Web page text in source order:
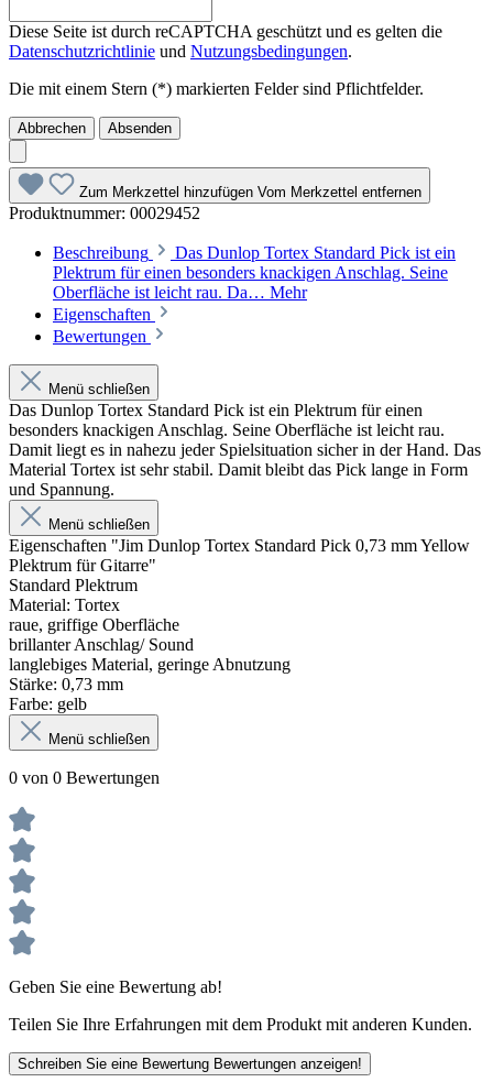
Diese Seite ist durch reCAPTCHA geschützt und es gelten die
Datenschutzrichtlinie und Nutzungsbedingungen.
Die mit einem Stern (*) markierten Felder sind Pflichtfelder.
Abbrechen Absenden
Zum Merkzettel hinzufügen Vom Merkzettel entfernen
Produktnummer: 00029452
Beschreibung
Das Dunlop Tortex Standard Pick ist ein
Plektrum für einen besonders knackigen Anschlag. Seine
Oberfläche ist leicht rau. Da… Mehr
Eigenschaften
Bewertungen
Menü schließen
Das Dunlop Tortex Standard Pick ist ein Plektrum für einen
besonders knackigen Anschlag. Seine Oberfläche ist leicht rau.
Damit liegt es in nahezu jeder Spielsituation sicher in der Hand. Das
Material Tortex ist sehr stabil. Damit bleibt das Pick lange in Form
und Spannung.
Menü schließen
Eigenschaften "Jim Dunlop Tortex Standard Pick 0,73 mm Yellow
Plektrum für Gitarre"
Standard Plektrum
Material: Tortex
raue, griffige Oberfläche
brillanter Anschlag/ Sound
langlebiges Material, geringe Abnutzung
Stärke: 0,73 mm
Farbe: gelb
Menü schließen
0 von 0 Bewertungen
Geben Sie eine Bewertung ab!
Teilen Sie Ihre Erfahrungen mit dem Produkt mit anderen Kunden.
Schreiben Sie eine Bewertung Bewertungen anzeigen!